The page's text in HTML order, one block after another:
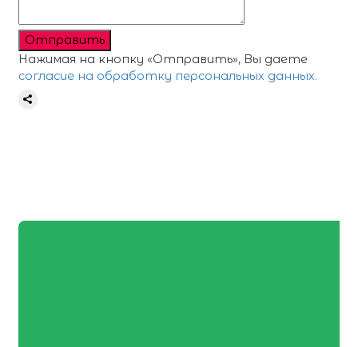
Отправить
Нажимая на кнопку «Отправить», Вы даете
согласие на обработку персональных данных.